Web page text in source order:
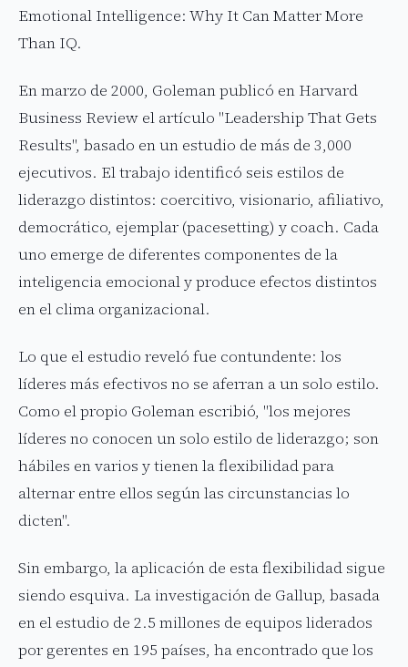
Emotional Intelligence: Why It Can Matter More
Than IQ.
En marzo de 2000, Goleman publicó en Harvard
Business Review el artículo "Leadership That Gets
Results", basado en un estudio de más de 3,000
ejecutivos. El trabajo identificó seis estilos de
liderazgo distintos: coercitivo, visionario, afiliativo,
democrático, ejemplar (pacesetting) y coach. Cada
uno emerge de diferentes componentes de la
inteligencia emocional y produce efectos distintos
en el clima organizacional.
Lo que el estudio reveló fue contundente: los
líderes más efectivos no se aferran a un solo estilo.
Como el propio Goleman escribió, "los mejores
líderes no conocen un solo estilo de liderazgo; son
hábiles en varios y tienen la flexibilidad para
alternar entre ellos según las circunstancias lo
dicten".
Sin embargo, la aplicación de esta flexibilidad sigue
siendo esquiva. La investigación de Gallup, basada
en el estudio de 2.5 millones de equipos liderados
por gerentes en 195 países, ha encontrado que los